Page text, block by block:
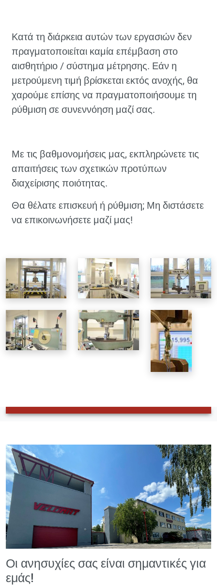
Κατά τη διάρκεια αυτών των εργασιών δεν
πραγματοποιείται καμία επέμβαση στο
αισθητήριο / σύστημα μέτρησης. Εάν η
μετρούμενη τιμή βρίσκεται εκτός ανοχής, θα
χαρούμε επίσης να πραγματοποιήσουμε τη
ρύθμιση σε συνεννόηση μαζί σας.
Με τις βαθμονομήσεις μας, εκπληρώνετε τις
απαιτήσεις των σχετικών προτύπων
διαχείρισης ποιότητας.
Θα θέλατε επισκευή ή ρύθμιση; Μη διστάσετε
να επικοινωνήσετε μαζί μας!
Οι ανησυχίες σας είναι σημαντικές για
εμάς!